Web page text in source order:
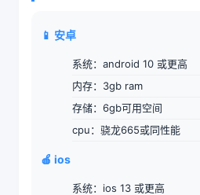
📱 安卓
系统：android 10 或更高
内存：3gb ram
存储：6gb可用空间
cpu：骁龙665或同性能
🍎 ios
系统：ios 13 或更高